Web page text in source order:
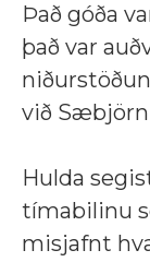
Það góða
það var
við
Hulda
tímabilinu
misjafnt